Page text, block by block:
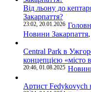
Від льону до
Закарпаття?
23:02, 20.01.2026
Новини Закарпаття,
Central Park в
концепцією «місто в
20:46, 01.08.2025
Артист Fedykovych